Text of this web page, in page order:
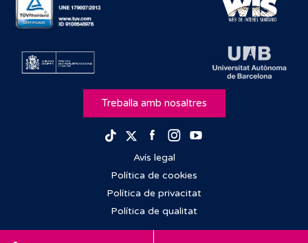
Treballa amb nosaltres
TikTokTwitterFacebook
Instagram
Avís legal
Política de cookies
Política de privacitat
Política de qualitat